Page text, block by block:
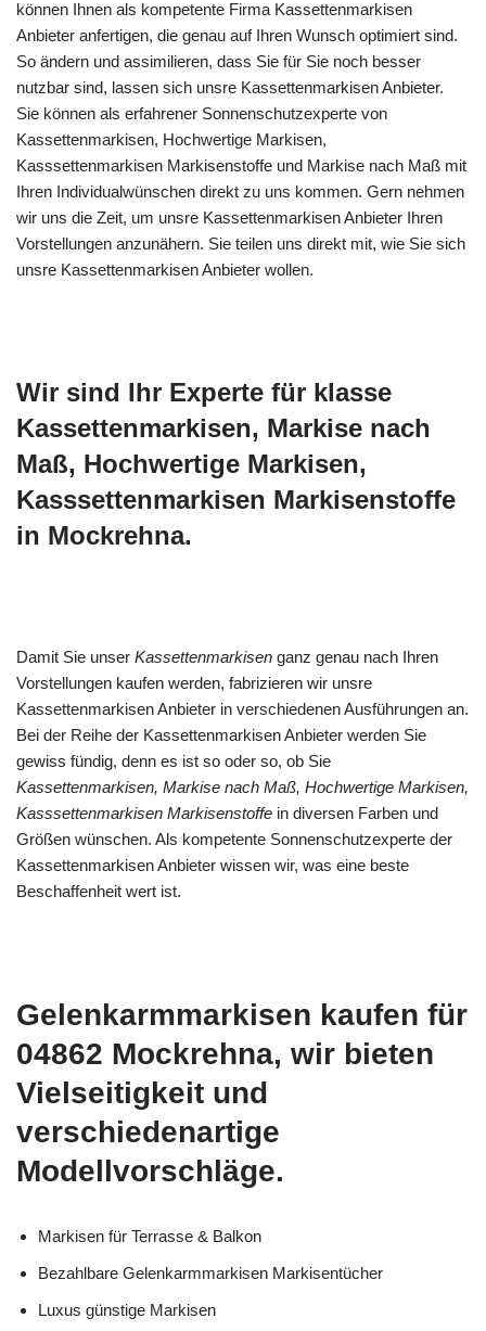
können Ihnen als kompetente Firma Kassettenmarkisen
Anbieter anfertigen, die genau auf Ihren Wunsch optimiert sind.
So ändern und assimilieren, dass Sie für Sie noch besser
nutzbar sind, lassen sich unsre Kassettenmarkisen Anbieter.
Sie können als erfahrener Sonnenschutzexperte von
Kassettenmarkisen, Hochwertige Markisen,
Kasssettenmarkisen Markisenstoffe und Markise nach Maß mit
Ihren Individualwünschen direkt zu uns kommen. Gern nehmen
wir uns die Zeit, um unsre Kassettenmarkisen Anbieter Ihren
Vorstellungen anzunähern. Sie teilen uns direkt mit, wie Sie sich
unsre Kassettenmarkisen Anbieter wollen.
Wir sind Ihr Experte für klasse
Kassettenmarkisen, Markise nach
Maß, Hochwertige Markisen,
Kasssettenmarkisen Markisenstoffe
in Mockrehna.
Damit Sie unser Kassettenmarkisen ganz genau nach Ihren
Vorstellungen kaufen werden, fabrizieren wir unsre
Kassettenmarkisen Anbieter in verschiedenen Ausführungen an.
Bei der Reihe der Kassettenmarkisen Anbieter werden Sie
gewiss fündig, denn es ist so oder so, ob Sie
Kassettenmarkisen, Markise nach Maß, Hochwertige Markisen,
Kasssettenmarkisen Markisenstoffe in diversen Farben und
Größen wünschen. Als kompetente Sonnenschutzexperte der
Kassettenmarkisen Anbieter wissen wir, was eine beste
Beschaffenheit wert ist.
Gelenkarmmarkisen kaufen für
04862 Mockrehna, wir bieten
Vielseitigkeit und
verschiedenartige
Modellvorschläge.
Markisen für Terrasse & Balkon
Bezahlbare Gelenkarmmarkisen Markisentücher
Luxus günstige Markisen